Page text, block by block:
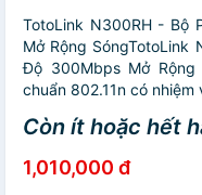
TotoLink N300RH - Bộ
Mở Rộng SóngTotoLink
Độ 300Mbps Mở
chuẩn 802.11n có nhiệm
Còn ít hoặc hết
1,010,000 đ